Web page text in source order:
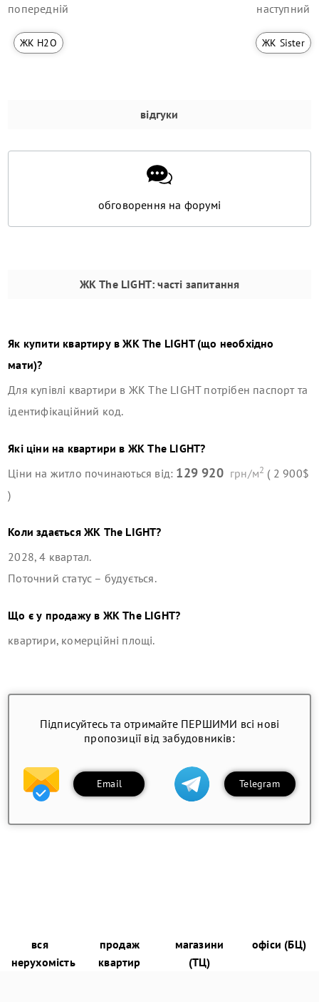
попередній
ЖК H2O
наступний
ЖК Sister
відгуки
обговорення на форумі
ЖК The LIGHT: часті запитання
Як купити квартиру вЖК The LIGHT(що необхідно
мати)?
Для купівлі квартири в ЖК The LIGHTпотрібен паспорт та
ідентифікаційний код.
Які ціни на квартири в ЖК The LIGHT?
Ціни на житло починаються від: 129 920 грн/м2 ( 2 900$
)
Коли здаєтьсяЖК The LIGHT?
2028, 4 квартал.
Поточний статус – будується.
Що є у продажу в ЖК The LIGHT?
квартири, комерційні площі.
Підписуйтесь та отримайте ПЕРШИМИ всі нові
пропозиції від забудовників:
Email Telegram
вся
нерухомість
продаж
квартир
магазини
(ТЦ)
офіси (БЦ)